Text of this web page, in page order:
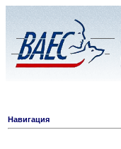
Навигация